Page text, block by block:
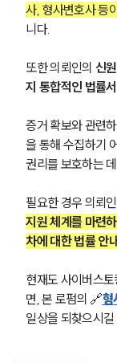
사, 형사변호사 등
니다.
또한 의뢰인의 신
지 통합적인 법률
증거 확보와 관련
을 통해 수집하기
권리를 보호하는
필요한 경우 의뢰인
지원 체계를 마련
차에 대한 법률 안내
현재도 사이버스
면, 본 로펌의 🔗형
일상을 되찾으시길